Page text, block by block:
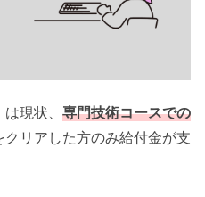
現状、 専門技術コースでの
リアした方のみ給付金が支